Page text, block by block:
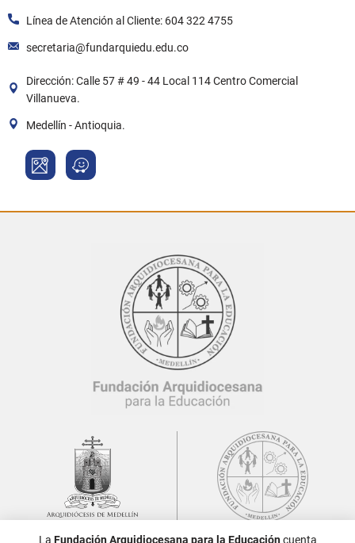
Línea de Atención al Cliente: 604 322 4755
secretaria@fundarquiedu.edu.co
Dirección: Calle 57 # 49 - 44 Local 114 Centro Comercial
Villanueva.
Medellín - Antioquia.
La Fundación Arquidiocesana para la Educacióncuenta